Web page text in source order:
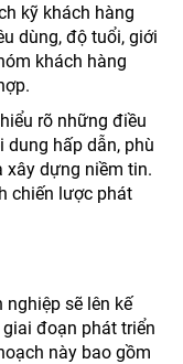
kỹ khách hàng
dùng, độ tuổi, giới
khách hàng
rõ những điều
dung hấp dẫn, phù
xây dựng niềm tin.
chiến lược phát
sẽ lên kế
đoạn phát triển
này bao gồm